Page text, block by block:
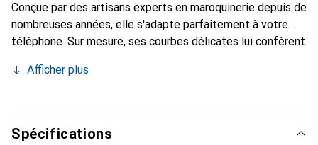
Conçue par des artisans experts en maroquinerie depuis de
nombreuses années, elle s'adapte parfaitement à votre
téléphone. Sur mesure, ses courbes délicates lui confèrent
et indispensable de votre smartphone. Reconnaissante à
marque Noreve est un choix sûr pour une clientèle
exigeante.
Afficher plus
Spécifications